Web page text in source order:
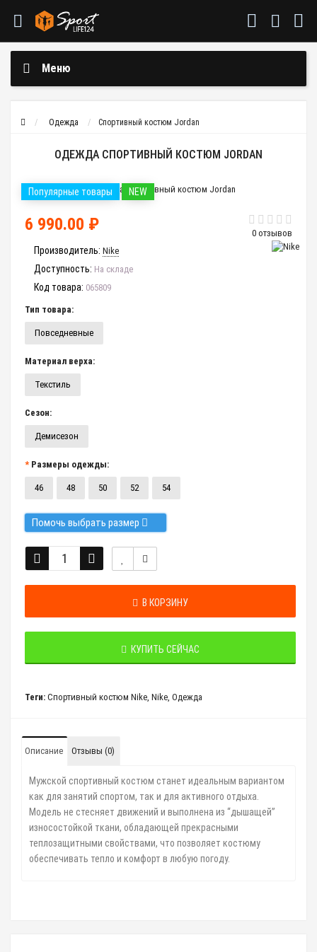
Меню
Одежда Спортивный костюм Jordan
ОДЕЖДА СПОРТИВНЫЙ КОСТЮМ JORDAN
Популярные товары NEW
0 отзывов
6 990.00 ₽
Производитель: Nike
Доступность: На складе
Код товара: 065809
Тип товара:
Повседневные
Материал верха:
Текстиль
Сезон:
Демисезон
Размеры одежды:
46 48 50 52 54
Помочь выбрать размер
В КОРЗИНУ
КУПИТЬ СЕЙЧАС
Теги: Спортивный костюм Nike, Nike, Одежда
Описание Отзывы (0)
Мужской спортивный костюм станет идеальным вариантом
как для занятий спортом, так и для активного отдыха.
Модель не стесняет движений и выполнена из “дышащей”
износостойкой ткани, обладающей прекрасными
теплозащитными свойствами, что позволяет костюму
обеспечивать тепло и комфорт в любую погоду.